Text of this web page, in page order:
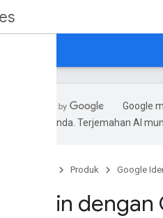
Google
pilihan Anda. Terjemahan AI
Produk Google
Login